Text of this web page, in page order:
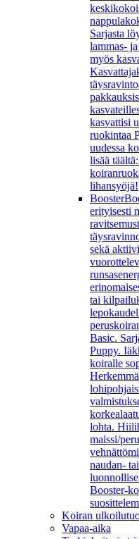
Sarjasta
lammas-
myös
kasvattisi
ruokintaa
uudessa
lisää
lihansyöjä!
Booster
erityisesti
sekä
tai
Basic.
Puppy.
koiralle
lohta.
maissi/
naudan-
Booster-
Koiran
Vapaa-aika